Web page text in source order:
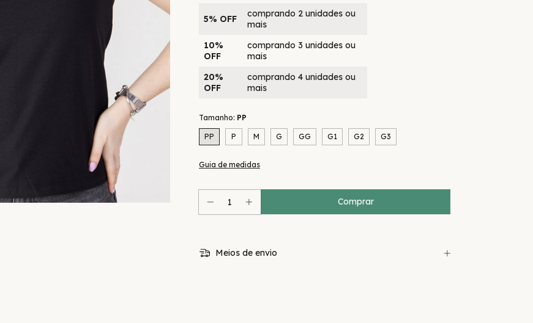
5% OFF
comprando 2 unidades ou
mais
10%
OFF
comprando 3 unidades ou
mais
20%
OFF
comprando 4 unidades ou
mais
Tamanho: PP
PP P M G GG G1 G2 G3
Guia de medidas
Meios de envio